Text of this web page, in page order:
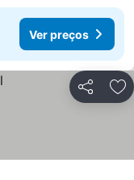
Ver preços
Partilhar